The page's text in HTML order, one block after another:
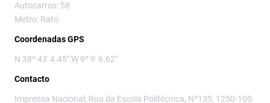
Autocarros: 58
Metro: Rato
Coordenadas GPS
N 38º 43' 4.45" W 9º 9' 6.62"
Contacto
Imprensa Nacional, Rua da Escola Politécnica, Nº135, 1250-100